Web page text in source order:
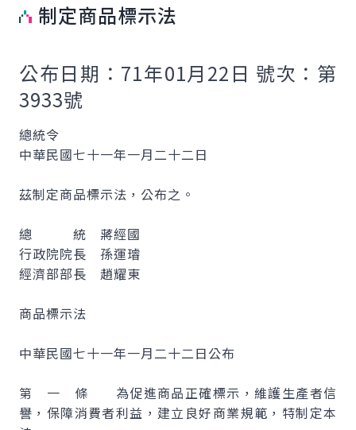
制定商品標示法
公布日期：71年01月22日 號次：第
3933號
總統令
中華民國七十一年一月二十二日
茲制定商品標示法，公布之。
總 統 蔣經國
行政院院長 孫運璿
經濟部部長 趙耀東
商品標示法
中華民國七十一年一月二十二日公布
第 一 條 為促進商品正確標示，維護生產者信
譽，保障消費者利益，建立良好商業規範，特制定本